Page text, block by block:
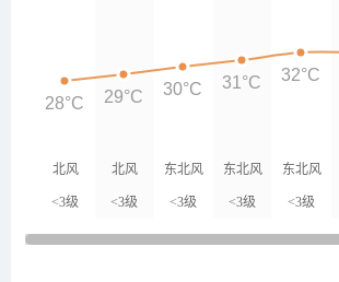
北风
<3级
北风
<3级
东北风
<3级
东北风
<3级
东北风
<3级
28°C 29°C 30°C 31°C 32°C